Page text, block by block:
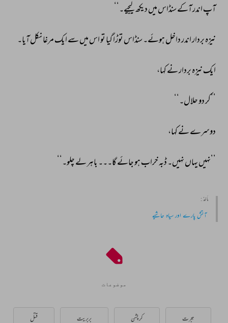
آپ اندر آکے سنڈاس میں دیکھ لیجیے۔‘‘
نیزہ بردار اندر داخل ہوئے۔ سنڈاس توڑا گیا تو اس میں سے ایک مرغا نکل آیا۔
ایک نیزہ بردار نے کہا،
’’کر دو حلال۔‘‘
دوسرے نے کہا،
’’نہیں یہاں نہیں۔ ڈبہ خراب ہو جائے گا۔۔۔ باہر لے چلو۔‘‘
مأخذ :
آتش پارے اور سیاہ حاشیے
موضوعات
ہجرت کرپشن بربریت قتل